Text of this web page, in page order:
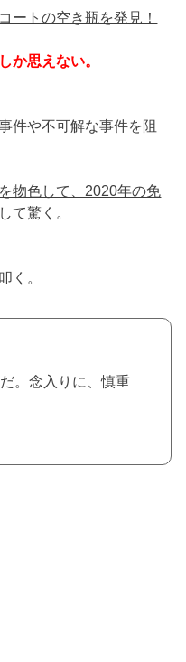
ートの空き瓶を発見！
か思えない。
件や不可解な事件を阻
物色して、2020年の免
て驚く。
く。
。念入りに、慎重